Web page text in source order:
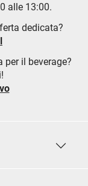
alle 13:00.
dedicata?
per il beverage?